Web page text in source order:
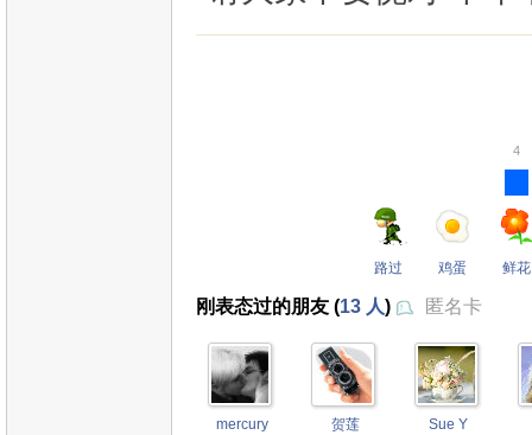
路过 鸡蛋
4
鲜花
刚表态过的朋友 (13 人) 匿名卡
mercury 贺莲 Sue Y